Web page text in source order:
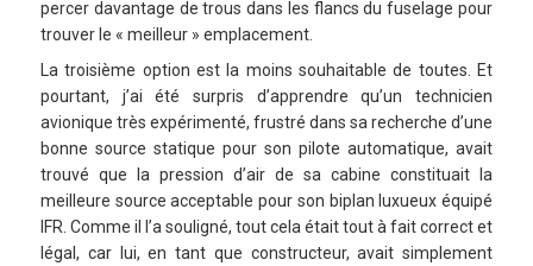
percer davantage de trous dans les flancs du fuselage pour
trouver le « meilleur » emplacement.
La troisième option est la moins souhaitable de toutes. Et
pourtant, j’ai été surpris d’apprendre qu’un technicien
avionique très expérimenté, frustré dans sa recherche d’une
bonne source statique pour son pilote automatique, avait
trouvé que la pression d’air de sa cabine constituait la
meilleure source acceptable pour son biplan luxueux équipé
IFR. Comme il l’a souligné, tout cela était tout à fait correct et
légal, car lui, en tant que constructeur, avait simplement